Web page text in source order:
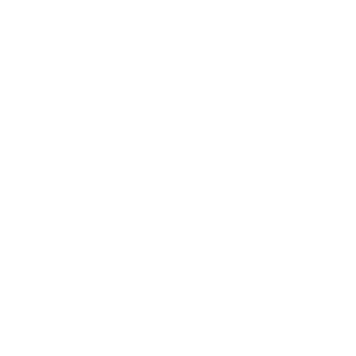
Preference
pozice.
změn v
Systém
kontraktu.
ETH/USD,
Tržní
To je
2) Křížová
Margin